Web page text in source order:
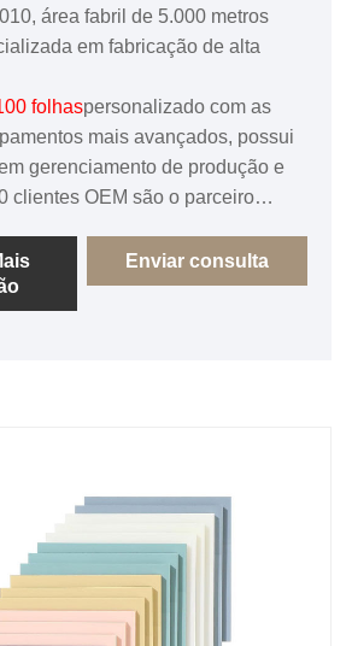
área fabril de 5.000 metros
em fabricação de alta
folhaspersonalizado com as
mais avançados, possui
gerenciamento de produção e
clientes OEM são o parceiro
Enviar consulta